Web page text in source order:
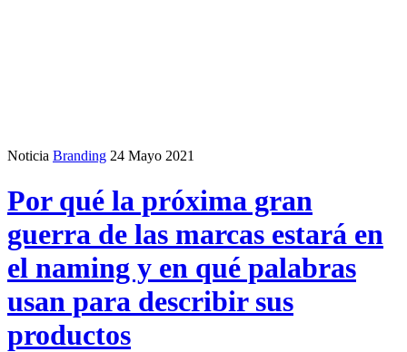
Noticia Branding 24 Mayo 2021
Por qué la próxima gran
guerra de las marcas estará en
el naming y en qué palabras
usan para describir sus
productos